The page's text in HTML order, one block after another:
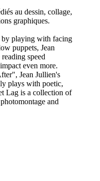
au dessin, collage,
graphiques.
by playing with facing
puppets, Jean
speed
even more.
Jean Jullien's
plays with poetic,
Lag is a collection of
photomontage and